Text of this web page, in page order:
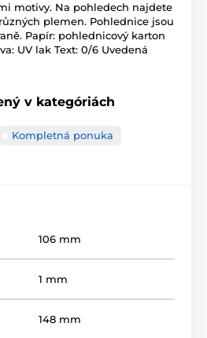
motivy. Na pohledech najdete
plemen. Pohlednice jsou
Papír: pohlednicový karton
UV lak Text: 0/6 Uvedená
v kategóriách
Kompletná ponuka
106 mm
1 mm
148 mm